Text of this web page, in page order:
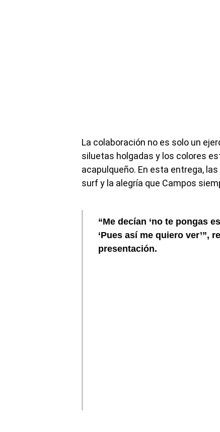
La colaboración no es solo un
siluetas holgadas y los colores
acapulqueño. En esta entrega,
surf y la alegría que Campos
“Me decían ‘no te pongas
‘Pues así me quiero ver’”,
presentación.